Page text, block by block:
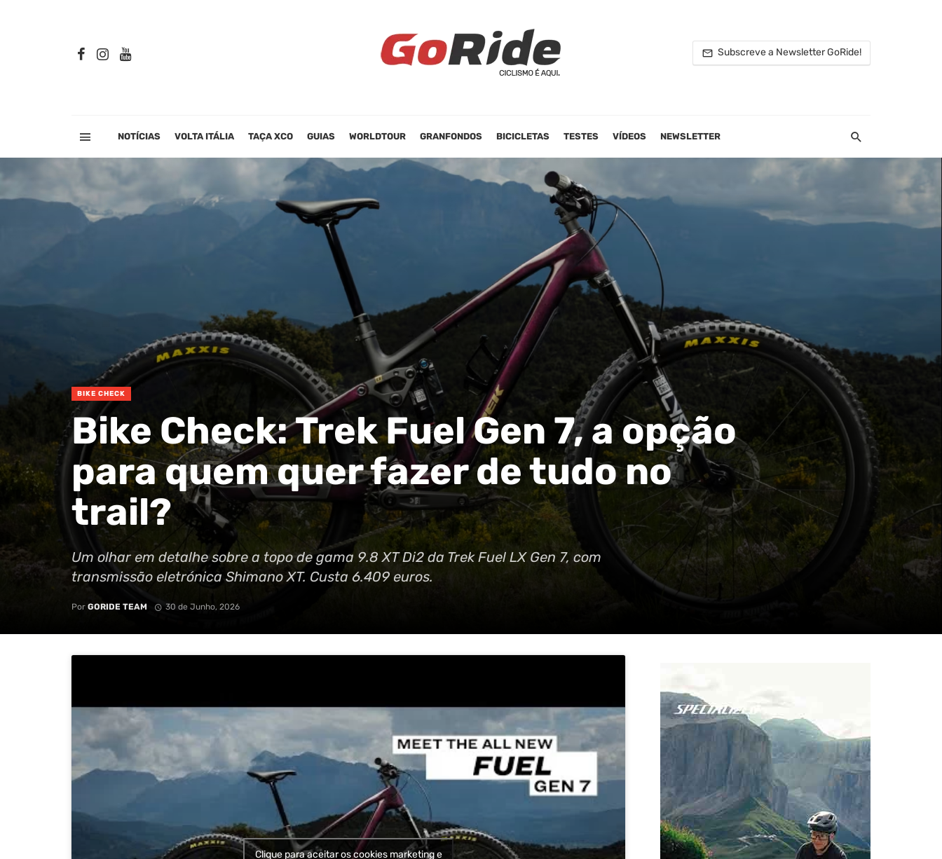
Subscreve a Newsletter GoRide!
NOTÍCIAS VOLTA ITÁLIA TAÇA XCO GUIAS WORLDTOUR GRANFONDOS BICICLETAS TESTES VÍDEOS NEWSLETTER
BIKE CHECK
Bike Check: Trek Fuel Gen 7, a opção
para quem quer fazer de tudo no
trail?
Um olhar em detalhe sobre a topo de gama 9.8 XT Di2 da Trek Fuel LX Gen 7, com
transmissão eletrónica Shimano XT. Custa 6.409 euros.
Por GORIDE TEAM 30 de Junho, 2026
Clique para aceitar os cookies marketing e